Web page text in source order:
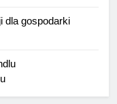
dla gospodarki